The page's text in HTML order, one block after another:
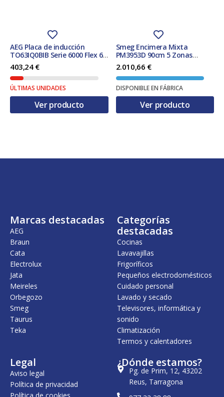
AEG Placa de inducción
TO63IQ0BIB Serie 6000 Flex 60
cm 3 Zonas PowerBoost
Puente Hob2Hood Negro
403,24 €
ÚLTIMAS UNIDADES
Ver producto
Smeg Encimera Mixta
PM3953D 90cm 5 Zonas
Inducción y Gas Natural
Estética Clásica Negra
2.010,66 €
DISPONIBLE EN FÁBRICA
Ver producto
Marcas destacadas
AEG
Braun
Cata
Electrolux
Jata
Meireles
Orbegozo
Smeg
Taurus
Teka
Categorías
destacadas
Cocinas
Lavavajillas
Frigoríficos
Pequeños electrodomésticos
Cuidado personal
Lavado y secado
Televisores, informática y
sonido
Climatización
Termos y calentadores
Legal
Aviso legal
Política de privacidad
¿Dónde estamos?
Pg. de Prim, 12, 43202
Reus, Tarragona